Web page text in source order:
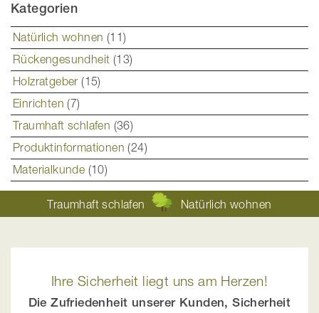
Kategorien
Natürlich wohnen (11)
Rückengesundheit (13)
Holzratgeber(15)
Einrichten(7)
Traumhaft schlafen (36)
Produktinformationen(24)
Materialkunde (10)
Traumhaft schlafen Natürlich wohnen
Ihre Sicherheit liegt uns am Herzen!
Die Zufriedenheit unserer Kunden, Sicherheit